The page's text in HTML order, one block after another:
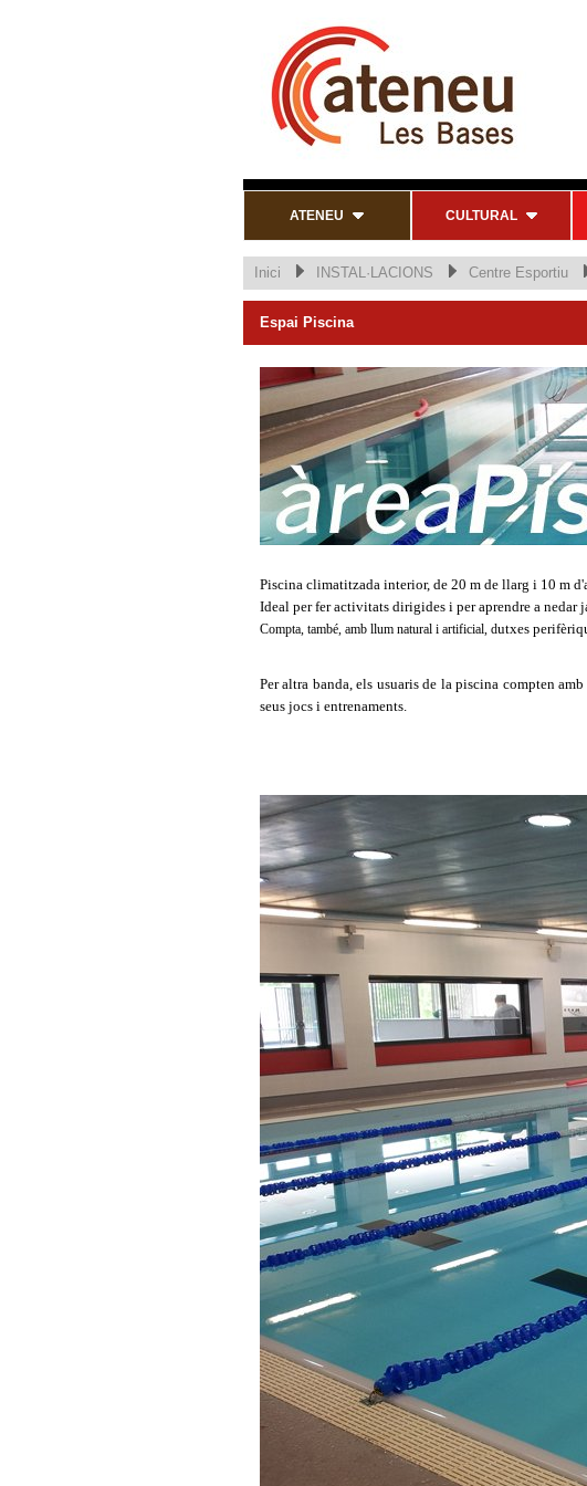
ATENEU CULTURAL
Inici INSTAL·LACIONS Centre Esportiu
Espai Piscina
Piscina climatitzada interior, de 20 m de llarg i 10 m
Ideal per fer activitats dirigides i per aprendre a nedar
Compta, també, amb llum natural i artificial, dutxes
Per altra banda, els usuaris de la piscina compten
seus jocs i entrenaments.